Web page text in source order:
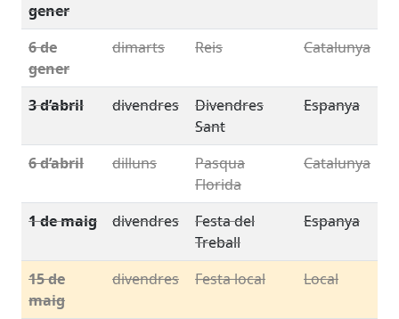
gener
6 de
gener
dimarts Reis Catalunya
3 d’abril divendres
Divendres
Sant
Espanya
6 d’abril dilluns
Pasqua
Florida
Catalunya
1 de maig divendres
Festa del
Treball
Espanya
15 de
maig
divendres Festa local Local